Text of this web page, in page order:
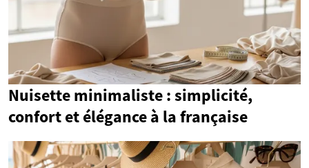
Nuisette minimaliste : simplicité,
confort et élégance à la française